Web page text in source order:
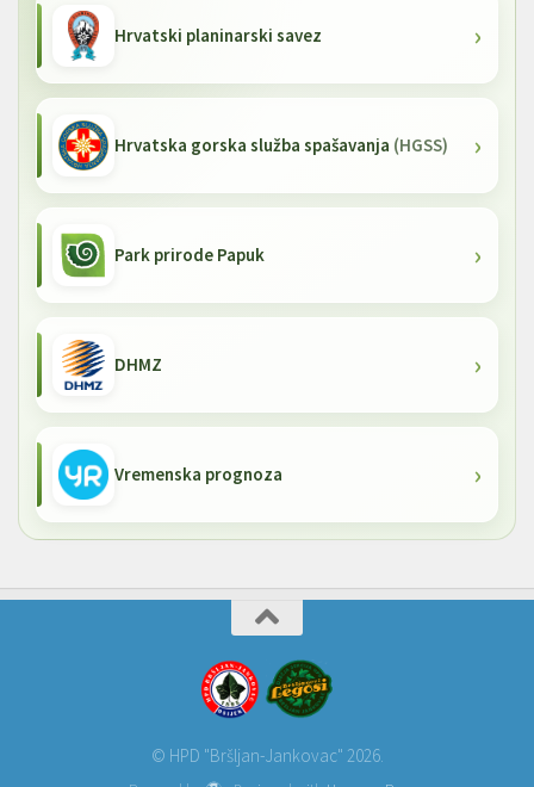
Hrvatski planinarski savez
Hrvatska gorska služba spašavanja (HGSS)
Park prirode Papuk
DHMZ
Vremenska prognoza
© HPD "Bršljan-Jankovac" 2026.